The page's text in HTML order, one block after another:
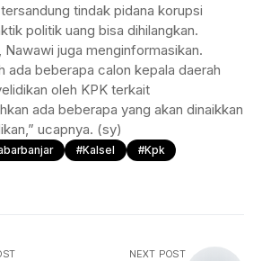
tindak pidana korupsi
politik uang bisa dihilangkan.
Nawawi juga menginformasikan.
ada beberapa calon kepala daerah
oleh KPK terkait
ada beberapa yang akan dinaikkan
ucapnya. (sy)
#Kalsel
#kpk
NEXT POST